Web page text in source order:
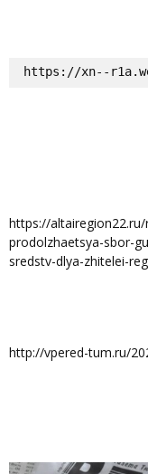
https://xn--
https://
prodolzhaetsya-sbor-
sredstv-dlya-zhitelei-
http://vpered-tum.ru/